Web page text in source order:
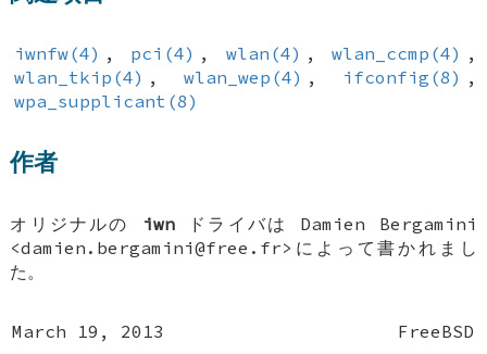
iwnfw(4) , pci(4) , wlan(4) , wlan_ccmp(4) ,
wlan_tkip(4) , wlan_wep(4) , ifconfig(8) ,
wpa_supplicant(8)
作者
オリジナルの iwnドライバは Damien Bergamini
<damien.bergamini@free.fr>によって書かれまし
た。
March 19, 2013 FreeBSD